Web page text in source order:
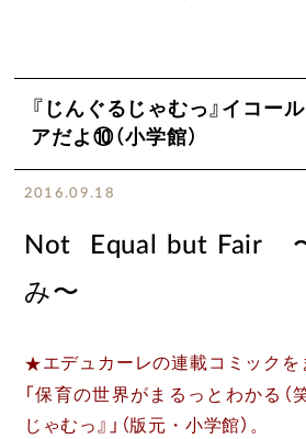
『じんぐるじゃむっ』イコー
アだよ⑩（小学館）
2016.09.18
Not Equal but Fair
み〜
★エデュカーレの連載コミックを
「保育の世界がまるっとわかる（
じゃむっ』」（版元・小学館）。